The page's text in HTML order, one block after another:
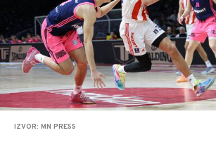
IZVOR: MN PRESS